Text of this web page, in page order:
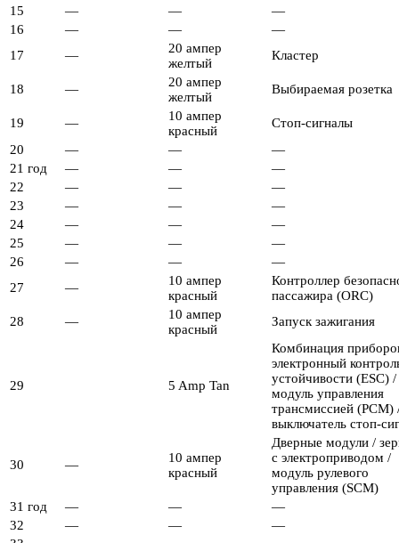
15
— —
—
16
— —
—
17
—
20 ампер
желтый
Кластер
18 —
20 ампер
желтый
Выбираемая розетка
19 —
10 ампер
красный
Стоп-сигналы
20
— —
—
21 год
— —
—
22
— —
—
23
— —
—
24
— —
—
25
— —
—
26
— —
—
27
—
10 ампер
красный
Контроллер
пассажира (ORC)
28
—
10 ампер
красный
Запуск зажигания
29 5 Amp Tan
Комбинация
электронный
устойчивости (ESC) /
модуль управления
трансмиссией (PCM)
выключатель стоп-
30 —
10 ампер
красный
Дверные модули /
с электроприводом /
модуль рулевого
управления (SCM)
31 год
— —
—
32
— —
—